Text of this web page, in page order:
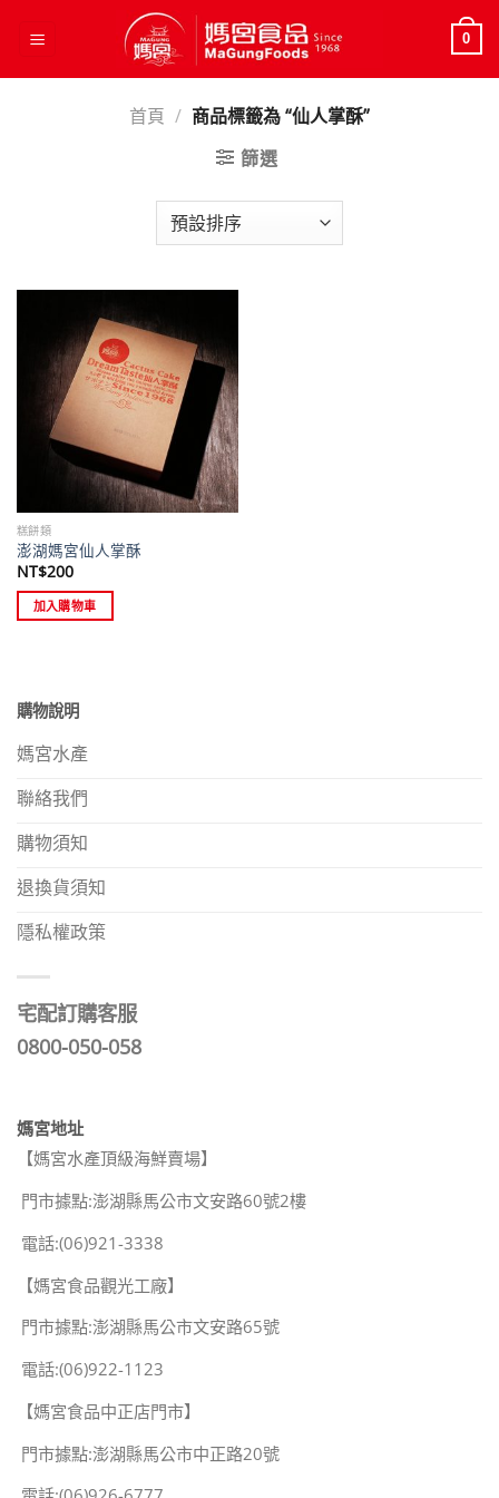
0
首頁 / 商品標籤為 “仙人掌酥”
篩選
糕餅類
澎湖媽宮仙人掌酥
NT$200
加入購物車
購物說明
媽宮水產
聯絡我們
購物須知
退換貨須知
隱私權政策
宅配訂購客服
0800-050-058
媽宮地址
【媽宮水產頂級海鮮賣場】
門市據點:澎湖縣馬公市文安路60號2樓
電話:(06)921-3338
【媽宮食品觀光工廠】
門市據點:澎湖縣馬公市文安路65號
電話:(06)922-1123
【媽宮食品中正店門市】
門市據點:澎湖縣馬公市中正路20號